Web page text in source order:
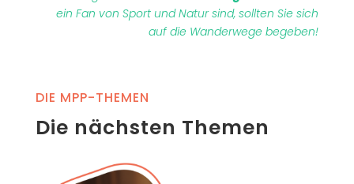
ein Fan von Sport und Natur sind, sollten Sie sich
auf die Wanderwege begeben!
DIE MPP-THEMEN
Die nächsten Themen